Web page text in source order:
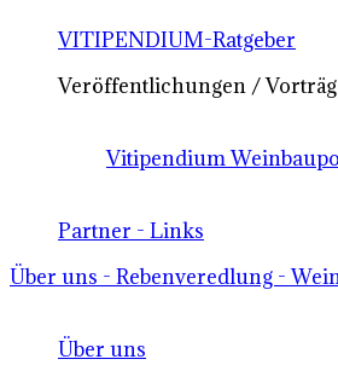
VITIPENDIUM-Ratgeber
Veröffentlichungen /
Vitipendium
Partner - Links
Über uns - Rebenveredlung -
Über uns